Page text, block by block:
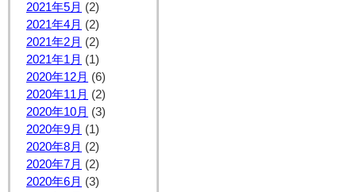
2021年5月 (2)
2021年4月 (2)
2021年2月 (2)
2021年1月 (1)
2020年12月 (6)
2020年11月 (2)
2020年10月 (3)
2020年9月 (1)
2020年8月 (2)
2020年7月 (2)
2020年6月 (3)